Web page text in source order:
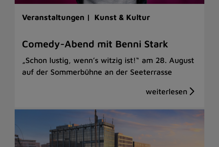
Veranstaltungen | Kunst & Kultur
Comedy-Abend mit Benni Stark
„Schon lustig, wenn’s witzig ist!“ am 28. August
auf der Sommerbühne an der Seeterrasse